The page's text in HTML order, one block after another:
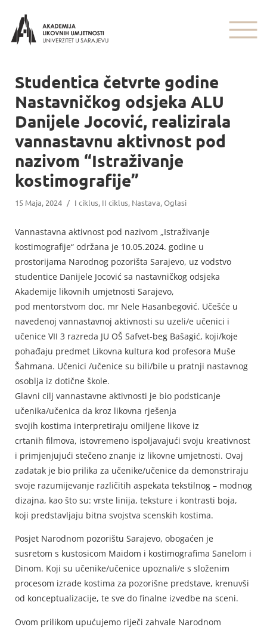
Studentica četvrte godine
Nastavničkog odsjeka ALU
Danijele Jocović, realizirala
vannastavnu aktivnost pod
nazivom “Istraživanje
kostimografije”
15 Maja, 2024 / I ciklus, II ciklus, Nastava,Oglasi
Vannastavna aktivnost pod nazivom „Istraživanje
kostimografije“ održana je 10.05.2024. godine u
prostorijama Narodnog pozorišta Sarajevo, uz vodstvo
studentice Danijele Jocović sa nastavničkog odsjeka
Akademije likovnih umjetnosti Sarajevo,
pod mentorstvom doc. mr Nele Hasanbegović. Učešće u
navedenoj vannastavnoj aktivnosti su uzeli/e učenici i
učenice VII 3 razreda JU OŠ Safvet-beg Bašagić, koji/koje
pohađaju predmet Likovna kultura kod profesora Muše
Šahmana. Učenici /učenice su bili/bile u pratnji nastavnog
osoblja iz dotične škole.
Glavni cilj vannastavne aktivnosti je bio podsticanje
učenika/učenica da kroz likovna rješenja
svojih kostima interpretiraju omiljene likove iz
crtanih filmova, istovremeno ispoljavajući svoju kreativnost
i primjenjujući stečeno znanje iz likovne umjetnosti. Ovaj
zadatak je bio prilika za učenike/učenice da demonstriraju
svoje razumijevanje različitih aspekata tekstilnog – modnog
dizajna, kao što su: vrste linija, teksture i kontrasti boja,
koji predstavljaju bitna svojstva scenskih kostima.
Posjet Narodnom pozorištu Sarajevo, obogaćen je
susretom s kustosicom Maidom i kostimografima Sanelom i
Dinom. Koji su učenike/učenice upoznali/e s složenim
procesom izrade kostima za pozorišne predstave, krenuvši
od konceptualizacije, te sve do finalne izvedbe na sceni.
Ovom prilikom upućujemo riječi zahvale Narodnom